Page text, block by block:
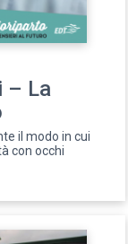
– La
il modo in cui
con occhi